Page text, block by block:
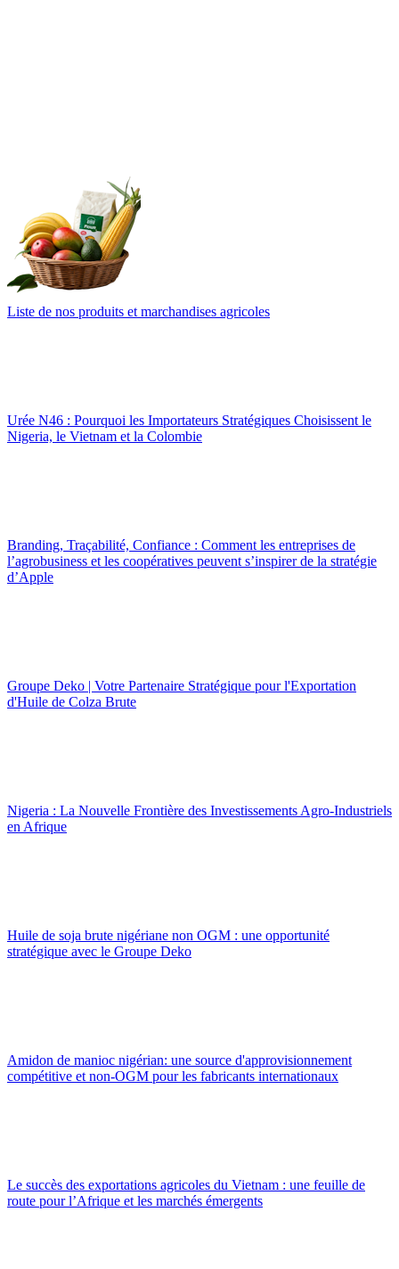
Liste de nos produits et marchandises agricoles
Urée N46 : Pourquoi les Importateurs Stratégiques Choisissent le
Nigeria, le Vietnam et la Colombie
Branding, Traçabilité, Confiance : Comment les entreprises de
l’agrobusiness et les coopératives peuvent s’inspirer de la stratégie
d’Apple
Groupe Deko | Votre Partenaire Stratégique pour l'Exportation
d'Huile de Colza Brute
Nigeria : La Nouvelle Frontière des Investissements Agro-Industriels
en Afrique
Huile de soja brute nigériane non OGM : une opportunité
stratégique avec le Groupe Deko
Amidon de manioc nigérian: une source d'approvisionnement
compétitive et non-OGM pour les fabricants internationaux
Le succès des exportations agricoles du Vietnam : une feuille de
route pour l’Afrique et les marchés émergents